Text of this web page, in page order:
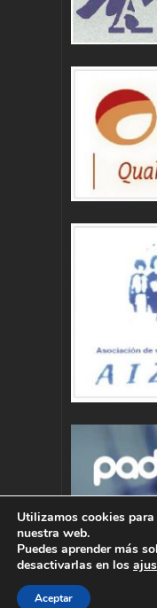
Autor : Pablo
Utilizamos cookies
nuestra web.
Puedes aprender más
desactivarlas en los
Aceptar